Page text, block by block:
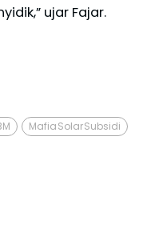
ujar Fajar.
Mafia Solar Subsidi